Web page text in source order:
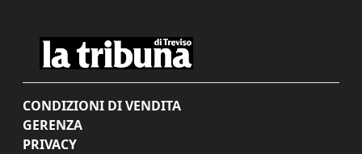
CONDIZIONI DI VENDITA
GERENZA
PRIVACY